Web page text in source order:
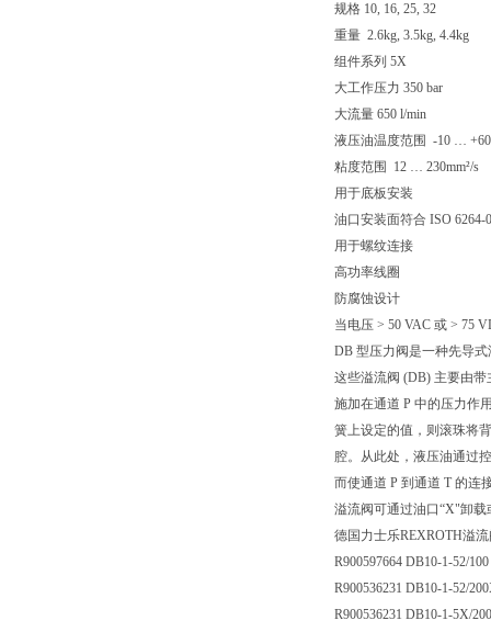
规格 10, 16, 25, 32
重量 2.6kg, 3.5kg, 4.4kg
组件系列 5X
大工作压力 350 bar
大流量 650 l/min
液压油温度范围 -10 …
粘度范围 12 … 230mm²/s
用于底板安装
油口安装面符合 ISO 6264-
用于螺纹连接
高功率线圈
防腐蚀设计
当电压 > 50 VAC 或 > 75
DB 型压力阀是一种先导
这些溢流阀 (DB) 主要由
施加在通道 P 中的压力作
簧上设定的值，则滚珠将
腔。从此处，液压油通过
而使通道 P 到通道 T 的连
溢流阀可通过油口“X"卸
德国力士乐REXROTH溢
R900597664 DB10-1-52/100
R900536231 DB10-1-52/
R900536231 DB10-1-5X/